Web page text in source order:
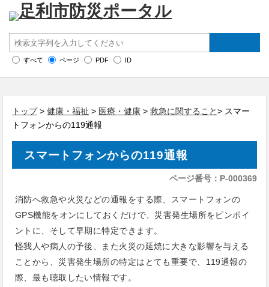
すべて ページ PDF ID
トップ> 健康・福祉 > 医療・健康 > 救急に関すること> スマー
トフォンからの119通報
スマートフォンからの119通報
ページ番号：P-000369
消防へ救急や火災などの通報をする際、スマートフォンの
GPS機能をオンにしておくだけで、災害発生場所をピンポイ
ントに、そして早期に特定できます。
怪我人や病人の予後、また火災の延焼に大きな影響を与える
ことから、災害発生場所の特定はとても重要で、119通報の
際、最も聴取したい情報です。